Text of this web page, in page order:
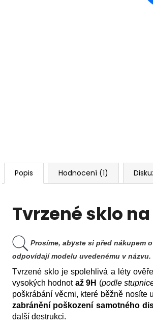
Popis Hodnocení (1)
Tvrzené sklo
Prosíme, abyste si před nákupem
odpovídají modelu uvedenému v
Tvrzené sklo je spolehlivá a léty
vysokých hodnot až 9H (podle
poškrábání věcmi, které běžně nosíte
zabránění poškození samotného
další destrukci.